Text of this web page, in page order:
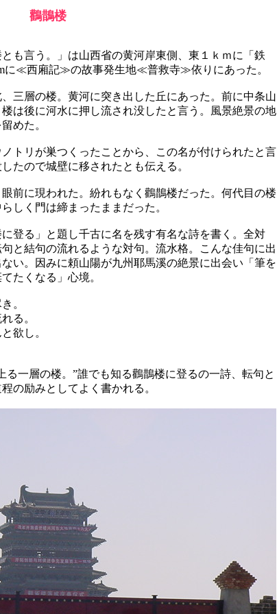
鸛鵲楼
も言う。」は山西省の黄河岸東側、東１ｋｍに「鉄
に≪西廂記≫の故事発生地≪普救寺≫依りにあった。
三層の楼。黄河に突き出した丘にあった。前に中条山
は後に河水に押し流され没したと言う。風景絶景の地
めた。
トリが巣つくったことから、この名が付けられたと言
たので城壁に移されたとも伝える。
前に現われた。紛れもなく鸛鵲楼だった。何代目の楼
しく門は締まったままだった。
登る」と題し千古に名を残す有名な詩を書く。全対
と結句の流れるような対句。流水格。こんな佳句に出
い。因みに頼山陽が九州耶馬溪の絶景に出会い「筆を
たくなる」心境。
。
る。
欲し。
一層の楼。”誰でも知る鸛鵲楼に登るの一詩、転句と
の励みとしてよく書かれる。